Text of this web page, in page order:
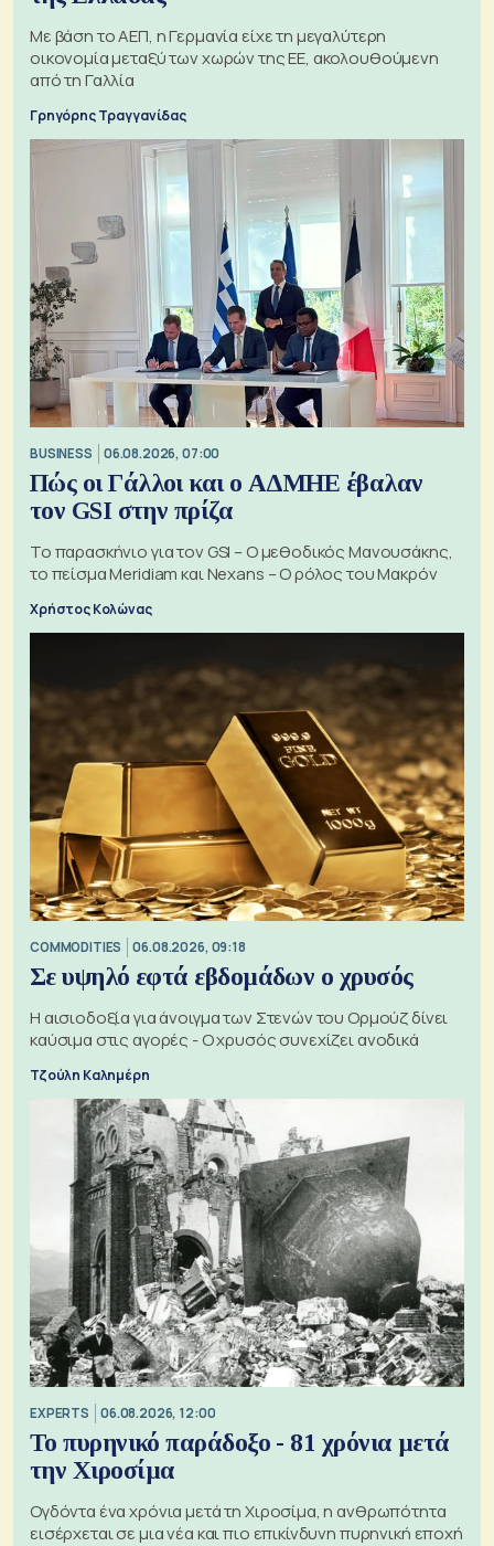
Με βάση το ΑΕΠ, η Γερμανία είχε τη μεγαλύτερη
οικονομία μεταξύ των χωρών της ΕΕ, ακολουθούμενη
από τη Γαλλία
Γρηγόρης Τραγγανίδας
BUSINESS 06.08.2026, 07:00
Πώς οι Γάλλοι και ο ΑΔΜΗΕ έβαλαν
τον GSI στην πρίζα
Το παρασκήνιο για τον GSI – Ο μεθοδικός Μανουσάκης,
το πείσμα Meridiam και Nexans – Ο ρόλος του Μακρόν
Χρήστος Κολώνας
COMMODITIES 06.08.2026, 09:18
Σε υψηλό εφτά εβδομάδων ο χρυσός
Η αισιοδοξία για άνοιγμα των Στενών του Ορμούζ δίνει
καύσιμα στις αγορές - Ο χρυσός συνεχίζει ανοδικά
Τζούλη Καλημέρη
EXPERTS 06.08.2026, 12:00
Το πυρηνικό παράδοξο - 81 χρόνια μετά
την Χιροσίμα
Ογδόντα ένα χρόνια μετά τη Χιροσίμα, η ανθρωπότητα
εισέρχεται σε μια νέα και πιο επικίνδυνη πυρηνική εποχή